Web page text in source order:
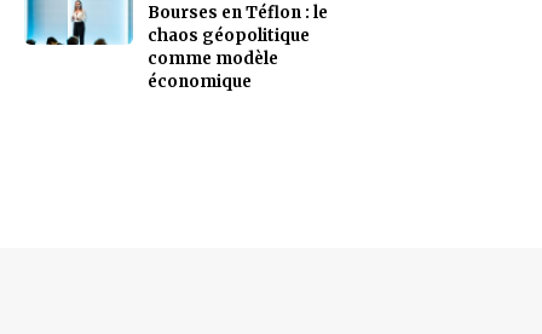
Bourses en Téflon : le
chaos géopolitique
comme modèle
économique